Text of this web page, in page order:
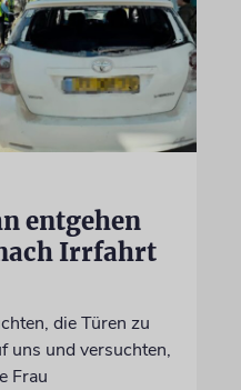
entgehen
Irrfahrt
die Türen zu
uns und versuchten,
Frau